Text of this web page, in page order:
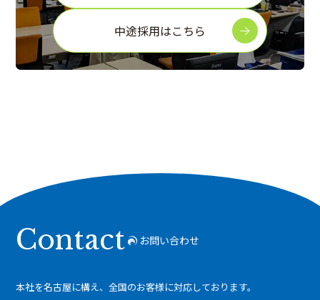
中途採用はこちら
Contact お問い合わせ
本社を名古屋に構え、全国のお客様に対応しております。